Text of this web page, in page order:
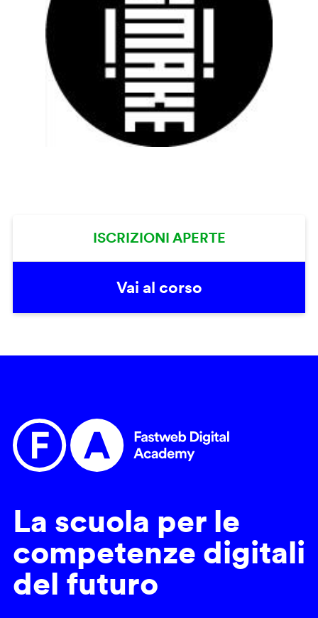
ISCRIZIONI APERTE
Vai al corso
La scuola per le
competenze digitali
del futuro